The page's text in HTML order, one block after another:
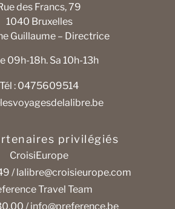
des Francs, 79
1040 Bruxelles
Guillaume – Directrice
09h-18h. Sa 10h-13h
Tél : 0475609514
privilégiés
CroisiEurope
/ lalibre@croisieurope.com
Travel Team
/info@preference.be